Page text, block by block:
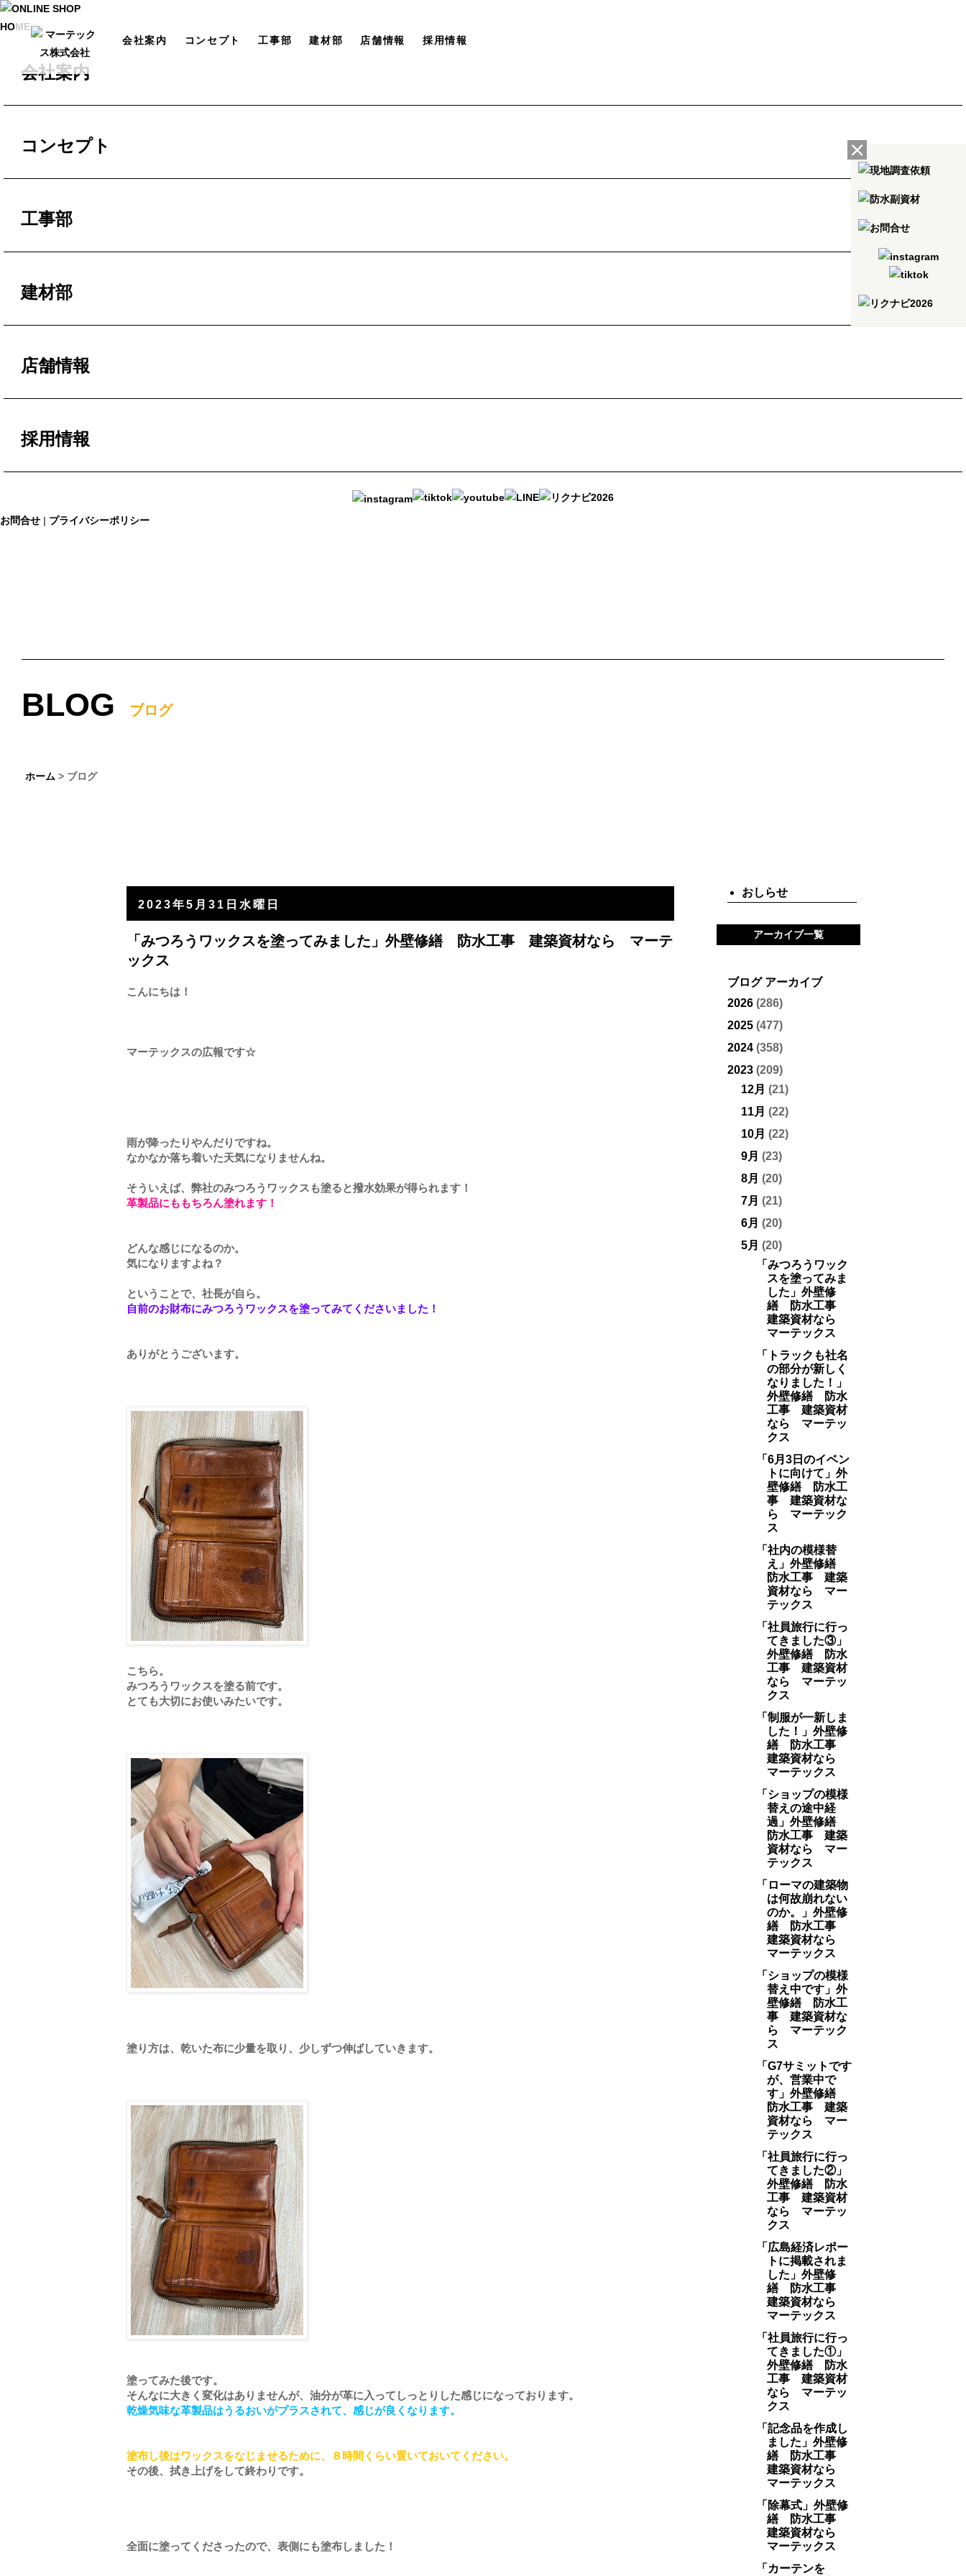
HOME
会社案内
ブログ
コンセプト
ビジョン
バリュー
工事部
外壁改修
リフォーム
現場調査依頼
建材部
タイル
チルマーデ
店舗情報
採用情報
お問合せ | プライバシーポリシー
会社案内 コンセプト 工事部 建材部 店舗情報 採用情報
BLOG ブログ
ホーム > ブログ
2023年5月31日水曜日
「みつろうワックスを塗ってみました」外壁修繕 防水工事 建築資材なら マーテ
ックス
こんにちは！
マーテックスの広報です☆
雨が降ったりやんだりですね。
なかなか落ち着いた天気になりませんね。
そういえば、弊社のみつろうワックスも塗ると撥水効果が得られます！
革製品にももちろん塗れます！
どんな感じになるのか。
気になりますよね？
ということで、社長が自ら。
自前のお財布にみつろうワックスを塗ってみてくださいました！
ありがとうございます。
こちら。
みつろうワックスを塗る前です。
とても大切にお使いみたいです。
塗り方は、乾いた布に少量を取り、少しずつ伸ばしていきます。
塗ってみた後です。
そんなに大きく変化はありませんが、油分が革に入ってしっとりした感じになっております。
乾燥気味な革製品はうるおいがプラスされて、感じが良くなります。
塗布し後はワックスをなじませるために、８時間くらい置いておいてください。
その後、拭き上げをして終わりです。
全面に塗ってくださったので、表側にも塗布しました！
おしらせ
アーカイブ一覧
ブログ アーカイブ
2026 (286)
2025 (477)
2024 (358)
2023 (209)
12月 (21)
11月 (22)
10月 (22)
9月 (23)
8月 (20)
7月 (21)
6月 (20)
5月 (20)
「みつろうワック
スを塗ってみま
した」外壁修
繕 防水工事
建築資材なら
マーテックス
「トラックも社名
の部分が新しく
なりました！」
外壁修繕 防水
工事 建築資材
なら マーテッ
クス
「6月3日のイベン
トに向けて」外
壁修繕 防水工
事 建築資材な
ら マーテック
ス
「社内の模様替
え」外壁修繕
防水工事 建築
資材なら マー
テックス
「社員旅行に行っ
てきました③」
外壁修繕 防水
工事 建築資材
なら マーテッ
クス
「制服が一新しま
した！」外壁修
繕 防水工事
建築資材なら
マーテックス
「ショップの模様
替えの途中経
過」外壁修繕
防水工事 建築
資材なら マー
テックス
「ローマの建築物
は何故崩れない
のか。」外壁修
繕 防水工事
建築資材なら
マーテックス
「ショップの模様
替え中です」外
壁修繕 防水工
事 建築資材な
ら マーテック
ス
「G7サミットです
が、営業中で
す」外壁修繕
防水工事 建築
資材なら マー
テックス
「社員旅行に行っ
てきました②」
外壁修繕 防水
工事 建築資材
なら マーテッ
クス
「広島経済レポー
トに掲載されま
した」外壁修
繕 防水工事
建築資材なら
マーテックス
「社員旅行に行っ
てきました①」
外壁修繕 防水
工事 建築資材
なら マーテッ
クス
「記念品を作成し
ました」外壁修
繕 防水工事
建築資材なら
マーテックス
「除幕式」外壁修
繕 防水工事
建築資材なら
マーテックス
「カーテンを